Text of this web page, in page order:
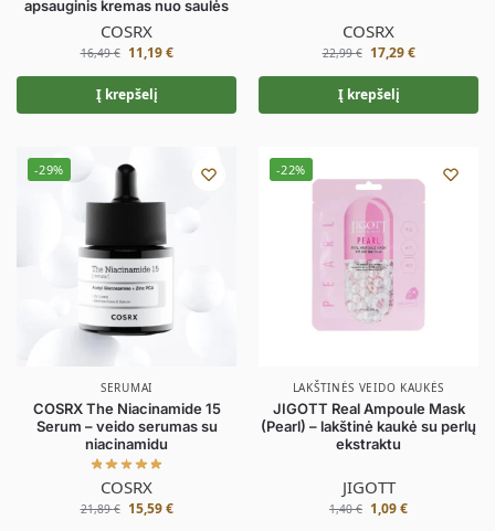
apsauginis kremas nuo saulės
COSRX
16,49€ 11,19€
Į krepšelį
COSRX
22,99€ 17,29€
Į krepšelį
-29%
SERUMAI
COSRX The Niacinamide 15
Serum – veido serumas su
niacinamidu
COSRX
21,89€ 15,59€
-22%
LAKŠTINĖS VEIDO KAUKĖS
JIGOTT Real Ampoule Mask
(Pearl) – lakštinė kaukė su perlų
ekstraktu
JIGOTT
1,40€ 1,09€